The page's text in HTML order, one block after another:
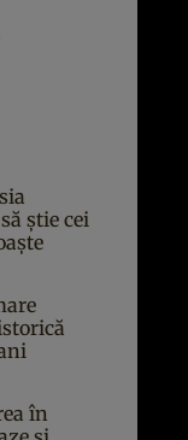
știe cei
în